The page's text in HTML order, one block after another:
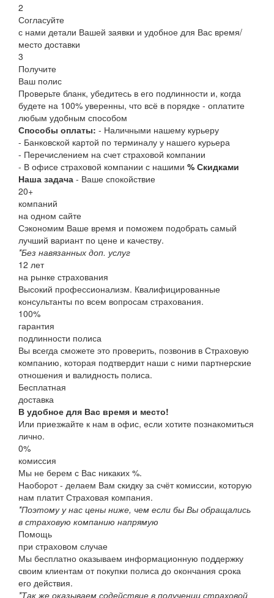
2
Согласуйте
с нами детали Вашей заявки и удобное для Вас время/
место доставки
3
Получите
Ваш полис
Проверьте бланк, убедитесь в его подлинности и, когда
будете на 100% уверенны, что всё в порядке - оплатите
любым удобным способом
Способы оплаты: - Наличными нашему курьеру
- Банковской картой по терминалу у нашего курьера
- Перечислением на счет страховой компании
- В офисе страховой компании с нашими % Скидками
Наша задача - Ваше спокойствие
20+
компаний
на одном сайте
Сэкономим Ваше время и поможем подобрать самый
лучший вариант по цене и качеству.
*Без навязанных доп. услуг
12 лет
на рынке страхования
Высокий профессионализм. Квалифицированные
консультанты по всем вопросам страхования.
100%
гарантия
подлинности полиса
Вы всегда сможете это проверить, позвонив в Страховую
компанию, которая подтвердит наши с ними партнерские
отношения и валидность полиса.
Бесплатная
доставка
В удобное для Вас время и место!
Или приезжайте к нам в офис, если хотите познакомиться
лично.
0%
комиссия
Мы не берем с Вас никаких %.
Наоборот - делаем Вам скидку за счёт комиссии, которую
нам платит Страховая компания.
*Поэтому у нас цены ниже, чем если бы Вы обращались
в страховую компанию напрямую
Помощь
при страховом случае
Мы бесплатно оказываем информационную поддержку
своим клиентам от покупки полиса до окончания срока
его действия.
*Так же оказываем содействие в получении страховой